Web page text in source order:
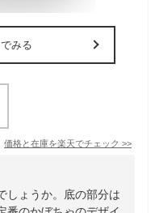
みる
価格と在庫を楽天でチェック >>
しょうか。底の部分は